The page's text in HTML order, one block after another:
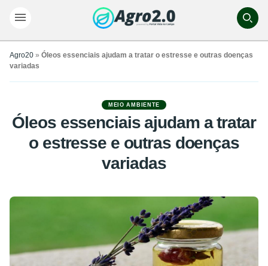
Agro20 » Óleos essenciais ajudam a tratar o estresse e outras doenças
variadas
MEIO AMBIENTE
Óleos essenciais ajudam a tratar
o estresse e outras doenças
variadas